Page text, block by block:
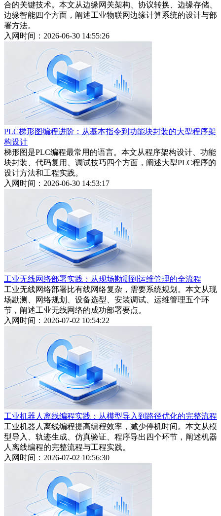
合的关键技术。本文从边缘网关架构、协议转换、边缘存储、
边缘智能四个方面，阐述工业物联网边缘计算系统的设计与部
署方法。
入网时间：2026-06-30 14:55:26
PLC梯形图编程进阶：从基本指令到功能块封装的大型程序架
构设计
梯形图是PLC编程最常用的语言。本文从程序架构设计、功能
块封装、代码复用、调试技巧四个方面，阐述大型PLC程序的
设计方法和工程实践。
入网时间：2026-06-30 14:53:17
工业无线网络部署实践：从现场勘测到运维管理的全流程
工业无线网络部署比有线网络复杂，需要系统规划。本文从现
场勘测、网络规划、设备选型、安装调试、运维管理五个环
节，阐述工业无线网络的成功部署要点。
入网时间：2026-07-02 10:54:22
工业机器人离线编程实践：从模型导入到路径优化的完整流程
工业机器人离线编程提高编程效率，减少停机时间。本文从模
型导入、轨迹生成、仿真验证、程序导出四个环节，阐述机器
人离线编程的完整流程与工程实践。
入网时间：2026-07-02 10:56:30